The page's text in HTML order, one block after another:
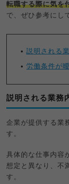
転職する際に気を
で、ぜひ参考にし
説明される
労働条件が
説明される業務
企業が提供する業
す。
具体的な仕事内容
想定と異なり、不
す。